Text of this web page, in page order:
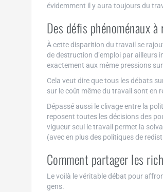
évidemment il y aura toujours du
Des défis phénoménaux à
À cette disparition du travail se
de destruction d’emploi par ailleurs
exactement aux même pressions
Cela veut dire que tous les débats
sur le coût même du travail sont en
Dépassé aussi le clivage entre la
reposent toutes les décisions des
vigueur seul le travail permet la
(avec en plus des politiques de
Comment partager les
Le voilà le véritable débat pour
gens.